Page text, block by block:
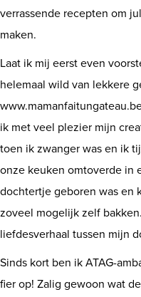
Service
Shop
verrassende recepten om
maken.
Laat ik mij eerst even
helemaal wild van lekkere
ik met veel plezier mijn
toen ik zwanger was en ik
onze keuken omtoverde in
dochtertje geboren was en
zoveel mogelijk zelf
liefdesverhaal tussen mijn
Sinds kort ben ik ATAG-
fier op! Zalig gewoon wat